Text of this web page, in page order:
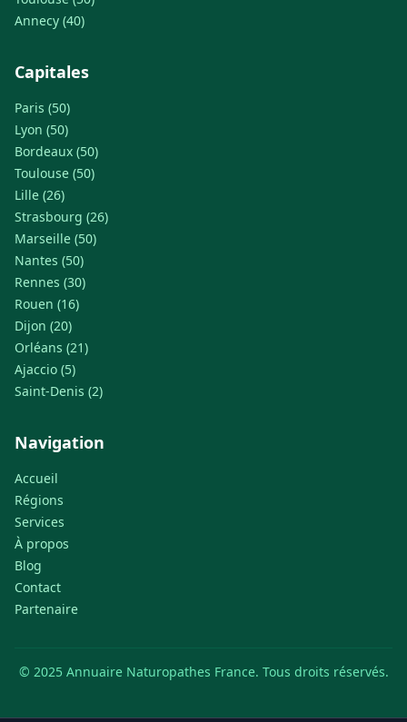
Annecy (40)
Capitales
Paris (50)
Lyon (50)
Bordeaux (50)
Toulouse (50)
Lille (26)
Strasbourg (26)
Marseille (50)
Nantes (50)
Rennes (30)
Rouen (16)
Dijon (20)
Orléans (21)
Ajaccio (5)
Saint-Denis (2)
Navigation
Accueil
Régions
Services
À propos
Blog
Contact
Partenaire
© 2025 Annuaire Naturopathes France. Tous droits réservés.